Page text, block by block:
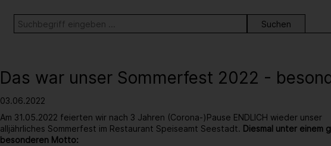
Stichwortsuche
SUCHE
Das war unser Sommerfest 2022 -
03.06.2022
Am 31.05.2022 feierten wir nach 3 Jahren (Corona-)Pause ENDLICH wieder unser
alljährliches Sommerfest im Restaurant Speiseamt Seestadt. Diesmal unter einem
besonderen Motto: